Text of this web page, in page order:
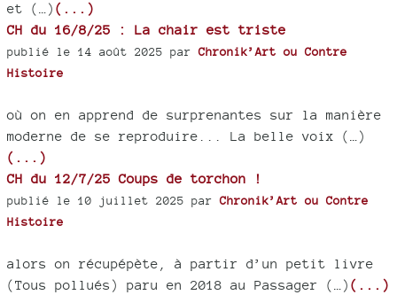
et (…) (...)
CH du 16/8/25 : La chair est triste
publié le 14 août 2025 parChronik’Art ou Contre
Histoire
où on en apprend de surprenantes sur la manière
moderne de se reproduire... La belle voix (…)
(...)
CH du 12/7/25 Coups de torchon !
publié le 10 juillet 2025 parChronik’Art ou Contre
Histoire
alors on récupépète, à partir d’un petit livre
(Tous pollués) paru en 2018 au Passager (…) (...)